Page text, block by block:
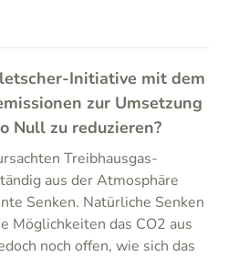
Initiative mit dem
zur Umsetzung
Null zu reduzieren?
Treibhausgas-
aus der Atmosphäre
Senken. Natürliche Senken
Möglichkeiten das CO2 aus
noch offen, wie sich das